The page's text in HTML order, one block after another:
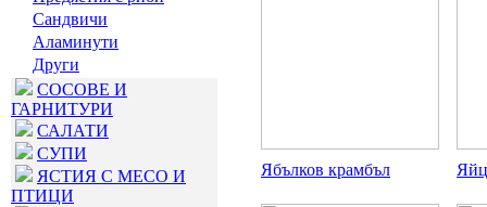
Сандвичи
Аламинути
Други
СОСОВЕ И
ГАРНИТУРИ
САЛАТИ
СУПИ
ЯСТИЯ С МЕСО И
ПТИЦИ
Ябълков крамбъл